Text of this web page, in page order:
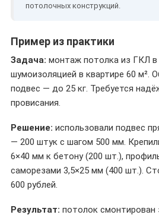
потолочных конструкций.
Пример из практики
Задача: монтаж потолка из ГКЛ в
шумоизоляцией в квартире 60 м².
подвес — до 25 кг. Требуется
провисания.
Решение: использовали подвес
— 200 штук с шагом 500 мм.
6×40 мм к бетону (200 шт.),
саморезами 3,5×25 мм (400 шт.).
600 рублей.
Результат: потолок смонтирован